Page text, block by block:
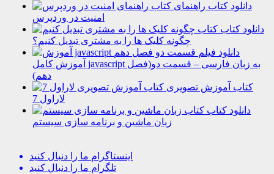
دانلود کتاب راهنمای
امنیت در وردپرس
دانلود کتاب
چگونه کلیک ها را به مشتری تبدیل کنیم؟
دانلود فیلم
آموزش کامل javascript به زبان فارسی – قسمت دو(فصل
دهم)
کتاب آموزش تصویری
لاراول 7
دانلود کتاب
زبان ماشین و برنامه سازی سیستم
اینستاگرام ما را دنبال کنید
تلگرام ما را دنبال کنید